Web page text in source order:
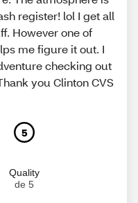
register! lol I get all
However one of
me figure it out. I
checking out
you Clinton CVS
5
Quality
de 5